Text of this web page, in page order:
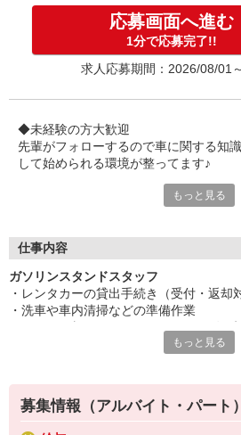
応募画面へ進む
1分で応募完了!!
求人応募期間：2026/08/01
◆未経験の方大歓迎
先輩がフォローするので車に関する知
して始められる環境が整ってます♪
「ちょっとだけ働きたい」「空いた時
◆幅広い世代が活躍中！
この職場では、年齢に関係なく、学生
（夫）、定年後のシニアの方まで、さ
活躍しています。そ年齢や経験にとら
もっと見る
仕事内容
ガソリンスタンドスタッフ
・レンタカーの貸出手続き（受付・返却
・洗車や車内清掃などの準備作業
最初は元気に「おはようございます！」
先輩スタッフが隣について一つずつ丁寧
「車に詳しくない」「給油したことがな
もっと見る
募集情報（アルバイト・パート）